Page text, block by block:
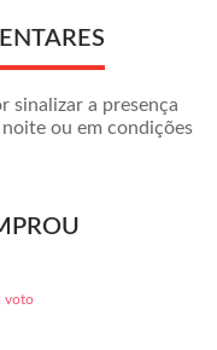
sinalizar a presença
ou em condições
voto